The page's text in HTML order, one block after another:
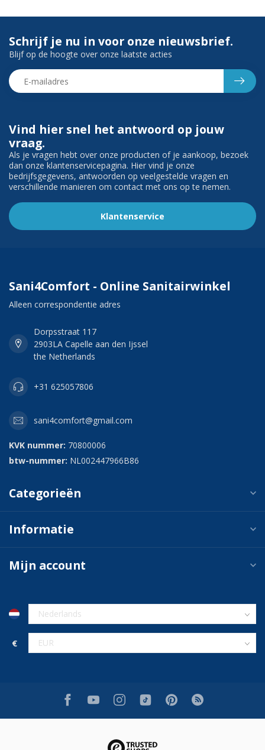
Vind hier snel het antwoord op jouw
vraag.
Als je vragen hebt over onze producten of je aankoop, bezoek
dan onze klantenservicepagina. Hier vind je onze
bedrijfsgegevens, antwoorden op veelgestelde vragen en
verschillende manieren om contact met ons op te nemen.
Klantenservice
Schrijf je nu in voor onze nieuwsbrief.
Blijf op de hoogte over onze laatste acties
Sani4Comfort - Online Sanitairwinkel
Alleen correspondentie adres
Dorpsstraat 117
2903LA Capelle aan den Ijssel
the Netherlands
+31 625057806
sani4comfort@gmail.com
KVK nummer: 70800006
btw-nummer: NL002447966B86
Categorieën
Informatie
Mijn account
€